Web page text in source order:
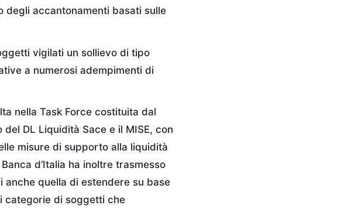
degli accantonamenti basati sulle
vigilati un sollievo di tipo
a numerosi adempimenti di
nella Task Force costituita dal
DL Liquidità Sace e il MISE, con
misure di supporto alla liquidità
d’Italia ha inoltre trasmesso
quella di estendere su base
categorie di soggetti che